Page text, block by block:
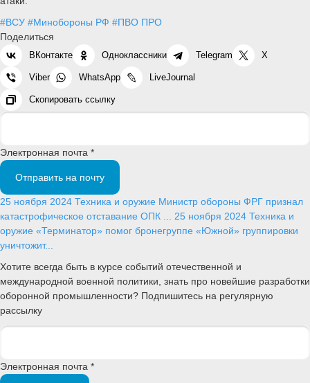
#ВСУ #Минобороны РФ #ПВО ПРО
Поделиться
ВКонтакте Одноклассники Telegram X
Viber WhatsApp LiveJournal
Скопировать ссылку
Электронная почта *
Отправить на почту
25 ноября 2024 Техника и оружие Министр обороны ФРГ признал
катастрофическое отставание ОПК ... 25 ноября 2024 Техника и
оружие «Терминатор» помог бронегруппе «Южной» группировки
уничтожит...
Хотите всегда быть в курсе событий отечественной и
международной военной политики, знать про новейшие разработки
оборонной промышленности? Подпишитесь на регулярную
рассылку
Электронная почта *